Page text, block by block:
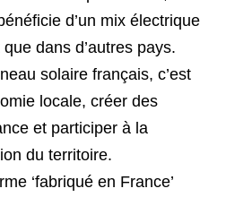
d’un mix électrique
dans d’autres pays.
solaire français, c’est
locale, créer des
et participer à la
du territoire.
‘fabriqué en France’